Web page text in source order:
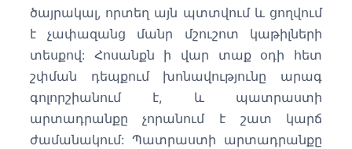
ծայրակալ, որտեղ այն պտտվում և ցողվում
է չափազանց մանր մշուշոտ կաթիլների
տեսքով: Հոսանքն ի վար տաք օդի հետ
շփման դեպքում խոնավությունը արագ
գոլորշիանում է, և պատրաստի
արտադրանքը չորանում է շատ կարճ
ժամանակում: Պատրաստի արտադրանքը